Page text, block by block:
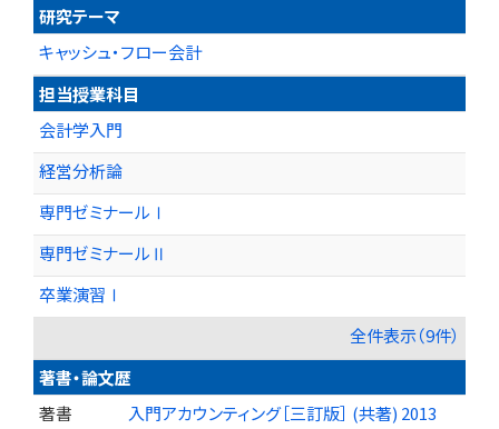
研究テーマ
キャッシュ・フロー会計
担当授業科目
会計学入門
経営分析論
専門ゼミナールⅠ
専門ゼミナールⅡ
卒業演習Ⅰ
全件表示（9件）
著書・論文歴
著書
入門アカウンティング［三訂版］ (共著) 2013